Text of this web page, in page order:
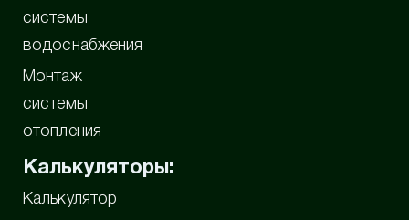
системы
водоснабжения
Монтаж
системы
отопления
Калькуляторы:
Калькулятор